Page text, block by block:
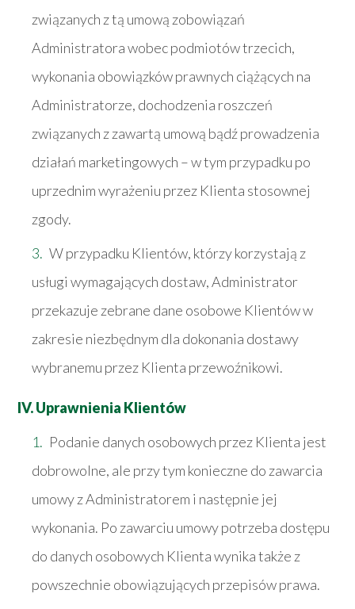
związanych z tą umową zobowiązań
Administratora wobec podmiotów trzecich,
wykonania obowiązków prawnych ciążących na
Administratorze, dochodzenia roszczeń
związanych z zawartą umową bądź prowadzenia
działań marketingowych – w tym przypadku po
uprzednim wyrażeniu przez Klienta stosownej
zgody.
W przypadku Klientów, którzy korzystają z
usługi wymagających dostaw, Administrator
przekazuje zebrane dane osobowe Klientów w
zakresie niezbędnym dla dokonania dostawy
wybranemu przez Klienta przewoźnikowi.
IV. Uprawnienia Klientów
Podanie danych osobowych przez Klienta jest
dobrowolne, ale przy tym konieczne do zawarcia
umowy z Administratorem i następnie jej
wykonania. Po zawarciu umowy potrzeba dostępu
do danych osobowych Klienta wynika także z
powszechnie obowiązujących przepisów prawa.